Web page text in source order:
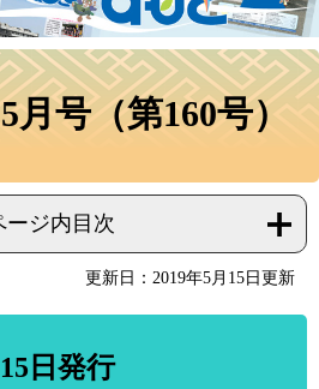
号（第160号）
ージ内目次
更新日：2019年5月15日更新
日発行